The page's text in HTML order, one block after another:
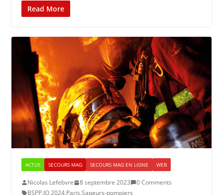
Read More
ACTUS SECOURS MAG SECOURS MAG EN LIGNE WEB
Nicolas Lefebvre 8 septembre 2023
0 Comments
BSPP,JO 2024,Paris,Sapeurs-pompiers